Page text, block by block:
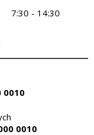
7:30 - 14:30
0010
0010